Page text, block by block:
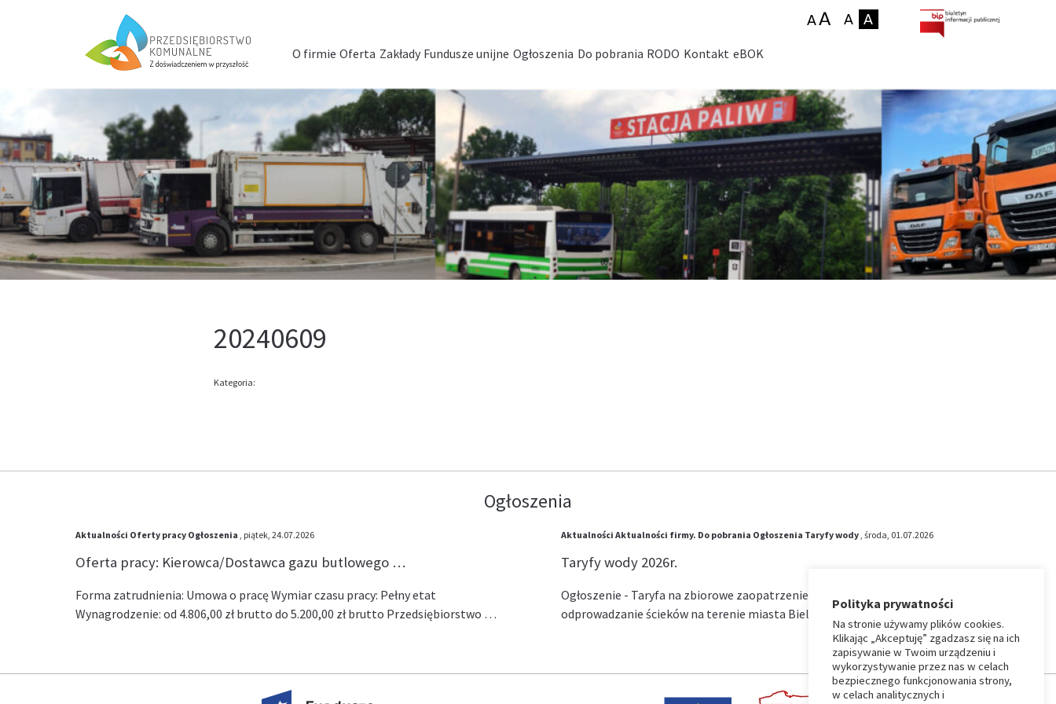
O firmie Oferta Zakłady Fundusze unijne Ogłoszenia Do pobrania RODO Kontakt eBOK
20240609
Kategoria:
Ogłoszenia
Aktualności Oferty pracy Ogłoszenia , piątek, 24.07.2026
Oferta pracy: Kierowca/Dostawca gazu butlowego …
Forma zatrudnienia: Umowa o pracę Wymiar czasu pracy: Pełny etat
Wynagrodzenie: od 4.806,00 zł brutto do 5.200,00 zł brutto Przedsiębiorstwo …
Aktualności Aktualności firmy. Do pobrania Ogłoszenia Taryfy wody, środa, 01.07.2026
Taryfy wody 2026r.
Ogłoszenie - Taryfa na zbiorowe zaopatrzenie w wodę i zbiorowe
odprowadzanie ścieków na terenie miasta Bielsk Podlaski na okres od …
Polityka prywatności
Na stronie używamy plików cookies.
Klikając „Akceptuję” zgadzasz się na ich
zapisywanie w Twoim urządzeniu i
wykorzystywanie przez nas w celach
bezpiecznego funkcjonowania strony,
w celach analitycznych i